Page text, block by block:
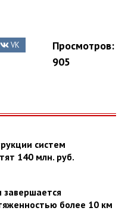
VK
Просмотров:
905
систем
140 млн. руб.
завершается
более 10 км